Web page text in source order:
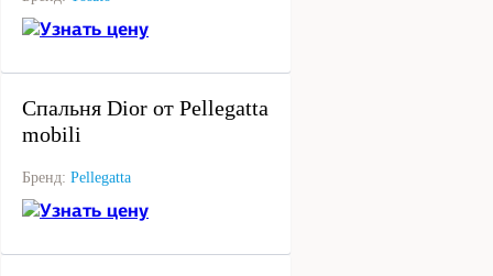
Узнать цену
Спальня Dior от Pellegatta
mobili
Бренд: Pellegatta
Узнать цену